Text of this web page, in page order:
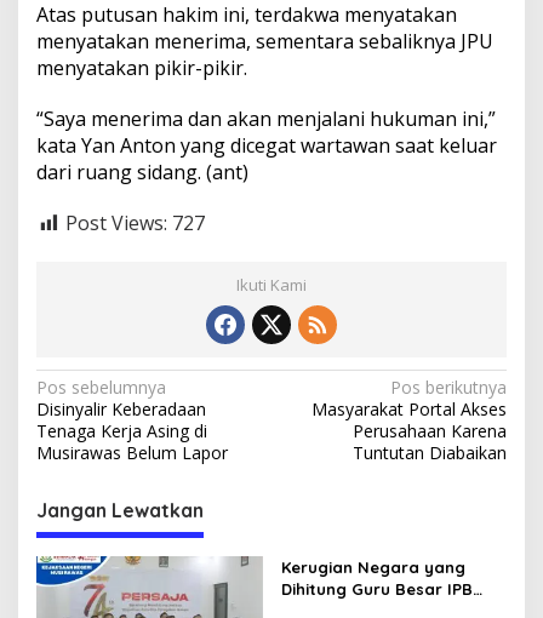
Atas putusan hakim ini, terdakwa menyatakan
menyatakan menerima, sementara sebaliknya JPU
menyatakan pikir-pikir.
“Saya menerima dan akan menjalani hukuman ini,”
kata Yan Anton yang dicegat wartawan saat keluar
dari ruang sidang. (ant)
Post Views: 727
Ikuti Kami
N
a
v
i
g
a
s
Pos sebelumnya
Disinyalir Keberadaan
Tenaga Kerja Asing di
Musirawas Belum Lapor
Pos berikutnya
Masyarakat Portal Akses
Perusahaan Karena
Tuntutan Diabaikan
Jangan Lewatkan
Kerugian Negara yang
Dihitung Guru Besar IPB